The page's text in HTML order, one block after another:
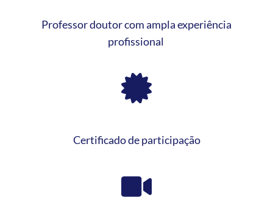
Professor doutor com ampla experiência
profissional
Certificado de participação